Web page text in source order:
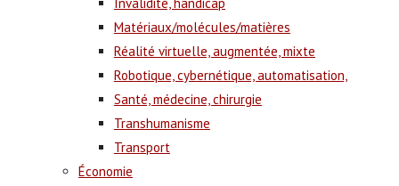
Matériaux/molécules/matières
Réalité virtuelle, augmentée, mixte
Robotique, cybernétique, automatisation,
Santé, médecine, chirurgie
Transhumanisme
Transport
Économie